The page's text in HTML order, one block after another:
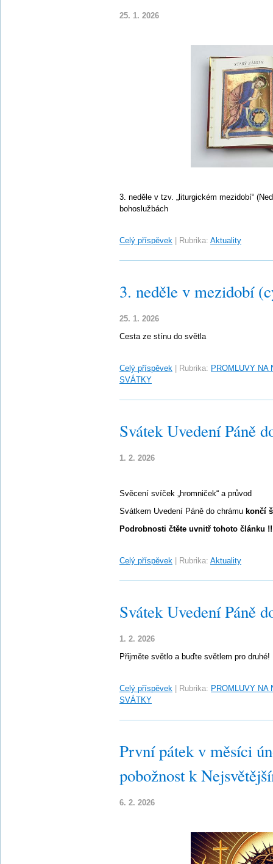
25. 1. 2026
3. neděle v tzv. „liturgickém mezidobí“
bohoslužbách
Celý příspěvek Rubrika: Aktuality
3. neděle v mezidobí
25. 1. 2026
Cesta ze stínu do světla
Celý příspěvek Rubrika: PROMLUVY NA
SVÁTKY
Svátek Uvedení Páně
1. 2. 2026
Svěcení svíček „hromniček“ a průvod
Svátkem Uvedení Páně do chrámu končí
Podrobnosti čtěte uvnitř tohoto článku
Celý příspěvek Rubrika: Aktuality
Svátek Uvedení Páně
1. 2. 2026
Přijměte světlo a buďte světlem pro druhé!
Celý příspěvek Rubrika: PROMLUVY NA
SVÁTKY
První pátek v měsíci
pobožnost k
6. 2. 2026